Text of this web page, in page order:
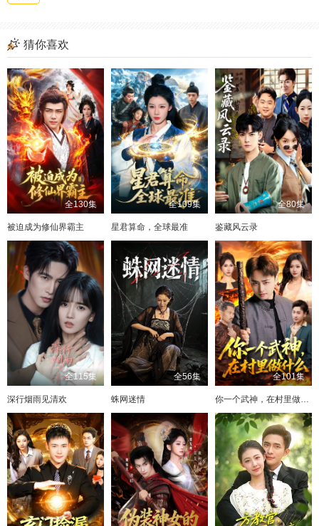
猜你喜欢
全130集
被迫成为修仙界霸主
全109集
星君算命，全球最准
全80集
鉴藏风云录
全115集
深行烟雨见清欢
全56集
蛛网迷情
全101集
你一个武神，在村里做什么